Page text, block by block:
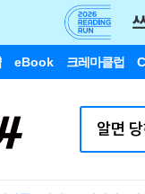
eBook 크레마클럽